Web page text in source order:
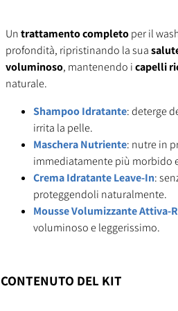
Untrattamento completoper il
profondità, ripristinando la sua
voluminoso, mantenendo icapelli
naturale.
Shampoo Idratante: deterge
irrita la pelle.
Maschera Nutriente: nutre in
immediatamente più morbido
Crema Idratante Leave-In:
proteggendoli naturalmente.
Mousse Volumizzante Attiva-
voluminoso e leggerissimo.
CONTENUTO DEL KIT